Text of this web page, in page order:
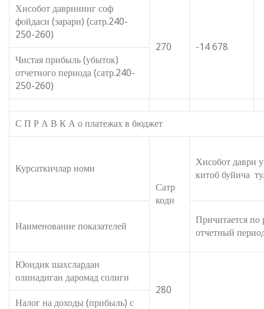
Хисобот даврининг соф
фойдаси (зарари) (сатр.240-
250-260)
270
-14 678
Чистая прибыль (убыток)
отчетного периода (сатр.240-
250-260)
С П Р А В К А о платежах в бюджет
Курсаткичлар номи
Сатр
коди
Хисобот даври
китоб буйича
Наименование показателей
Причитается по
отчетный
Юоидик шахслардан
олинадиган даромад солиги
280
Налог на доходы (прибыль) с